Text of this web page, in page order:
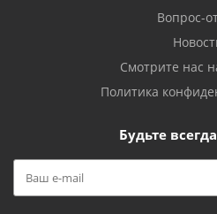
Вопрос-
Смотрите нас
Политика
Будьте